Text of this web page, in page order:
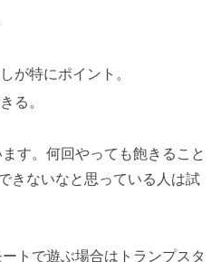
が特にポイント。
る。
す。何回やっても飽きること
きないなと思っている人は試
トで遊ぶ場合はトランプスタ